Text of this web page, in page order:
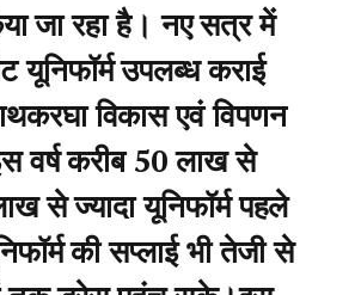
जा रहा है। नए सत्र में
यूनिफॉर्म उपलब्ध कराई
विकास एवं विपणन
वर्ष करीब 50 लाख से
से ज्यादा यूनिफॉर्म पहले
की सप्लाई भी तेजी से